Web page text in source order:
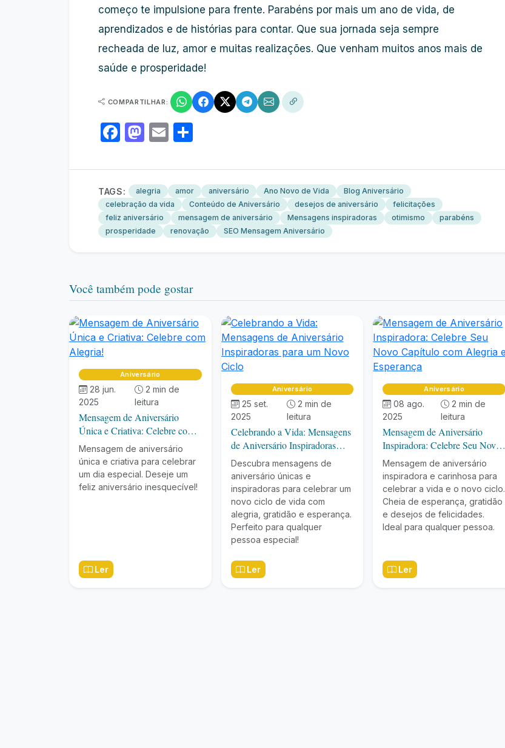
começo te impulsione para frente. Parabéns por mais um ano de vida, de
aprendizados e de histórias para contar. Que sua jornada seja sempre
recheada de luz, amor e muitas realizações. Que venham muitos anos mais de
saúde e prosperidade!
COMPARTILHAR:
Facebook
Mastodon
Email
TAGS: alegria amor aniversário Ano Novo de Vida
Blog Aniversário
celebração da vida
Conteúdo de Aniversário desejos de aniversário
felicitações
feliz aniversário
mensagem de aniversário Mensagens inspiradoras otimismo
parabéns
prosperidade
renovação SEO Mensagem Aniversário
Você também pode gostar
Aniversário
28 jun.
2025
2 min de
leitura
Mensagem de Aniversário
Única e Criativa: Celebre com
Alegria!
Mensagem de aniversário
única e criativa para celebrar
um dia especial. Deseje um
feliz aniversário inesquecível!
Ler
Aniversário
25 set.
2025
2 min de
leitura
Celebrando a Vida: Mensagens
de Aniversário Inspiradoras
para um Novo Ciclo
Descubra mensagens de
aniversário únicas e
inspiradoras para celebrar um
novo ciclo de vida com
alegria, gratidão e esperança.
Perfeito para qualquer
pessoa especial!
Ler
Aniversário
08 ago.
2025
2 min de
leitura
Mensagem de Aniversário
Inspiradora: Celebre Seu Novo
Capítulo com Alegria e
Esperança
Mensagem de aniversário
inspiradora e carinhosa para
celebrar a vida e o novo ciclo.
Cheia de esperança, gratidão
e desejos de felicidades.
Ideal para qualquer pessoa.
Ler